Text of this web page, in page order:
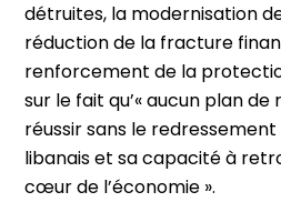
détruites, la modernisation
réduction de la fracture
renforcement de la
sur le fait qu’« aucun plan
réussir sans le
libanais et sa capacité à
cœur de l’économie ».